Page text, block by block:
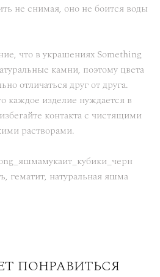
не снимая, оно не боится воды
что в украшениях Something
камни, поэтому цвета
отличаться друг от друга.
каждое изделие нуждается в
контакта с чистящими
растворами.
гематит, натуральная яшма
ПОНРАВИТЬСЯ